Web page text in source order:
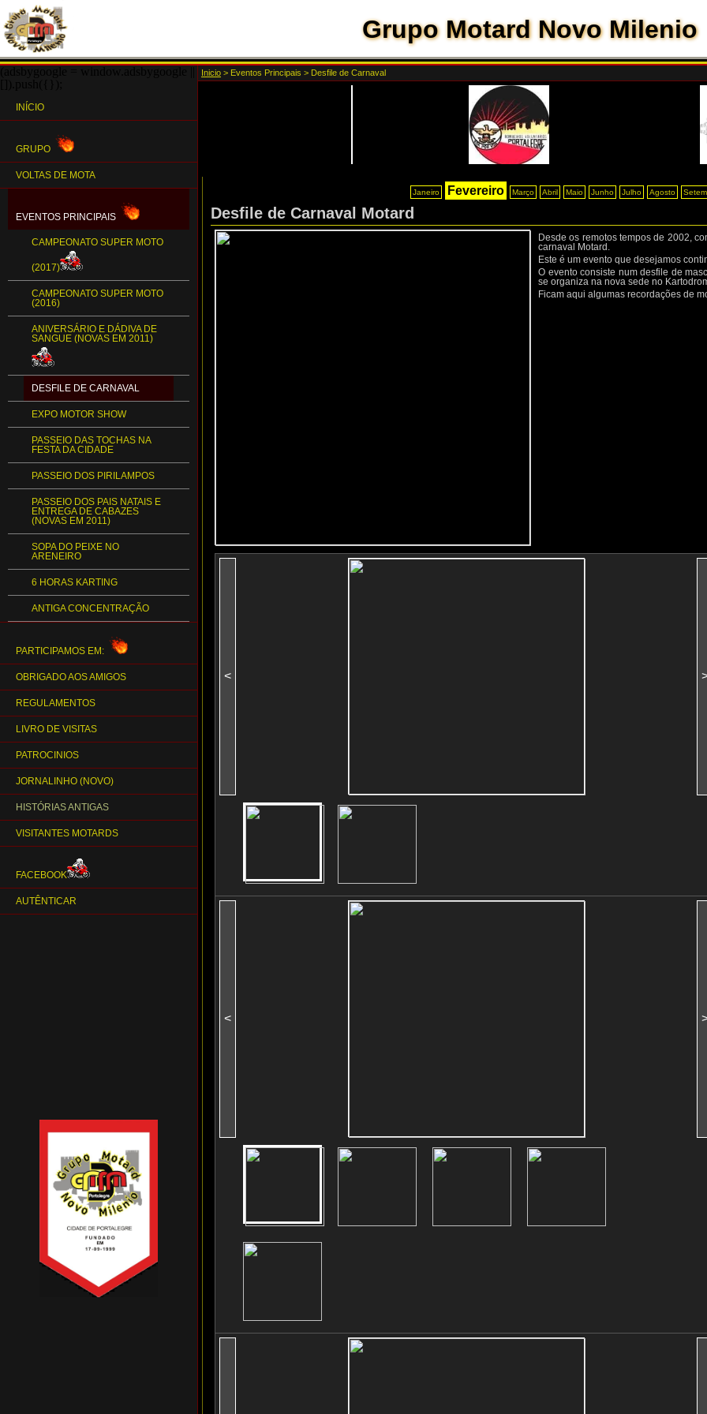
Grupo Motard Novo Milenio
INÍCIO
GRUPO
VOLTAS DE MOTA
EVENTOS PRINCIPAIS
CAMPEONATO SUPER MOTO
(2017)
CAMPEONATO SUPER MOTO
(2016)
ANIVERSÁRIO E DÁDIVA DE
SANGUE (NOVAS EM 2011)
DESFILE DE CARNAVAL
EXPO MOTOR SHOW
PASSEIO DAS TOCHAS NA
FESTA DA CIDADE
PASSEIO DOS PIRILAMPOS
PASSEIO DOS PAIS NATAIS E
ENTREGA DE CABAZES
(NOVAS EM 2011)
SOPA DO PEIXE NO
ARENEIRO
6 HORAS KARTING
ANTIGA CONCENTRAÇÃO
PARTICIPAMOS EM:
OBRIGADO AOS AMIGOS
REGULAMENTOS
LIVRO DE VISITAS
PATROCINIOS
JORNALINHO (NOVO)
HISTÓRIAS ANTIGAS
VISITANTES MOTARDS
FACEBOOK
AUTÊNTICAR
Inicio > Eventos Principais > Desfile de Carnaval
Janeiro Fevereiro Março Abril Maio Junho Julho Agosto
Desfile de Carnaval Motard
Desde os remotos tempos de 2002,
carnaval Motard.
Este é um evento que desejamos
O evento consiste num desfile de
se organiza na nova sede no
Ficam aqui algumas recordações de
<
<